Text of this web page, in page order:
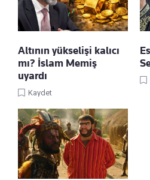
Altının yükselişi kalıcı
mı? İslam Memiş
uyardı
Kaydet